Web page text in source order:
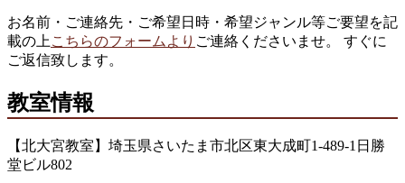
お名前・ご連絡先・ご希望日時・希望ジャンル等ご要望を記
載の上 こちらのフォームより ご連絡くださいませ。 すぐに
ご返信致します。
教室情報
【北大宮教室】埼玉県さいたま市北区東大成町1-489-1日勝
堂ビル802